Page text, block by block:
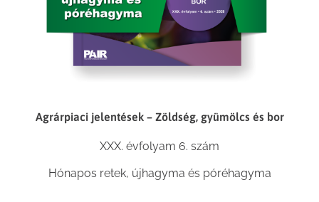
Agrárpiaci jelentések – Zöldség, gyümölcs és bor
XXX. évfolyam 6. szám
Hónapos retek, újhagyma és póréhagyma